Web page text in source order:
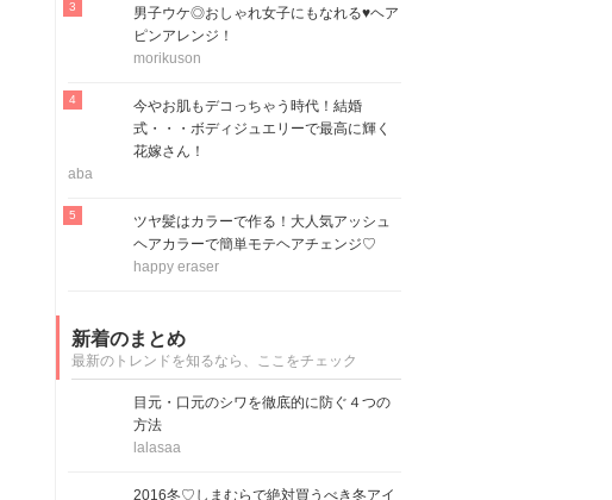
男子ウケ◎おしゃれ女子にもなれる♥ヘア
ピンアレンジ！
morikuson
今やお肌もデコっちゃう時代！結婚
式・・・ボディジュエリーで最高に輝く
花嫁さん！
aba
ツヤ髪はカラーで作る！大人気アッシュ
ヘアカラーで簡単モテヘアチェンジ♡
happy eraser
新着のまとめ
最新のトレンドを知るなら、ここをチェック
目元・口元のシワを徹底的に防ぐ４つの
方法
lalasaa
2016冬♡しまむらで絶対買うべき冬アイ